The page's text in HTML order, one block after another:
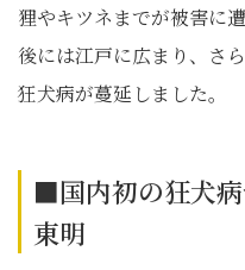
狸やキツネまでが被害に
後には江戸に広まり、さ
狂犬病が蔓延しました。
■国内初の狂犬
東明